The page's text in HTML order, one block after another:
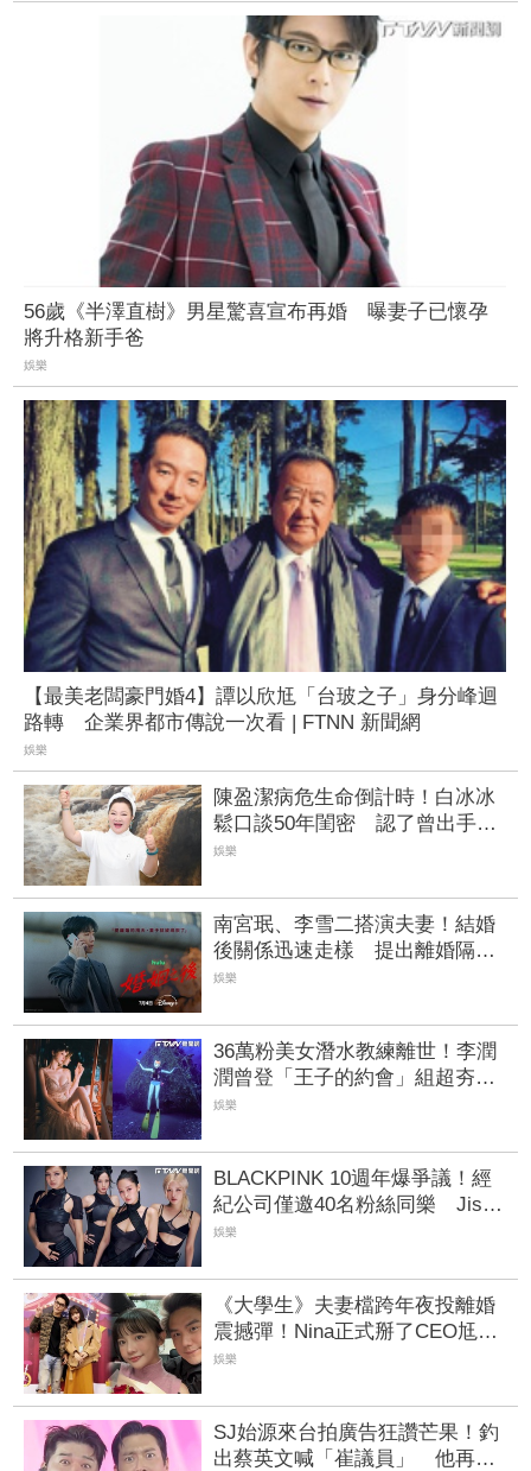
56歲《半澤直樹》男星驚喜宣布再婚 曝妻子已懷孕
將升格新手爸
娛樂
【最美老闆豪門婚4】譚以欣尪「台玻之子」身分峰迴
路轉 企業界都市傳說一次看 | FTNN 新聞網
娛樂
陳盈潔病危生命倒計時！白冰冰
鬆口談50年閨密 認了曾出手金
援
娛樂
南宮珉、李雪二搭演夫妻！結婚
後關係迅速走樣 提出離婚隔天
妻子突失蹤
娛樂
36萬粉美女潛水教練離世！李潤
潤曾登「王子的約會」組超夯高
顏值CP 昔日畫面曝光
娛樂
BLACKPINK 10週年爆爭議！經
紀公司僅邀40名粉絲同樂 Jisoo
親道歉：心情很沉重
娛樂
《大學生》夫妻檔跨年夜投離婚
震撼彈！Nina正式掰了CEO尪、
雙方共同發726字聲明 8年婚姻告
娛樂
SJ始源來台拍廣告狂讚芒果！釣
出蔡英文喊「崔議員」 他再回